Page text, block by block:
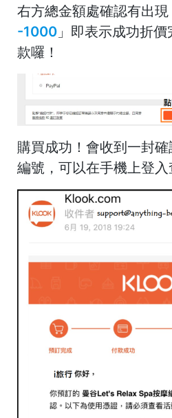
右方總金額處確認有出現
-1000 」即表示成功折價
款囉 ！
購買成功！會收到一封
編號，可以在手機上登入